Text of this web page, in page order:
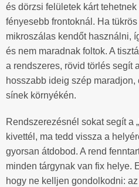
és dörzsi felületek kárt
fényesebb frontoknál. Ha
mikroszálas kendőt használni,
és nem maradnak foltok. A
a rendszeres, rövid törlés segít
hosszabb ideig szép
sínek környékén.
Rendszerezésnél sokat segít a
kivettél, ma tedd vissza a
gyorsan átdobod. A rend
minden tárgynak van fix helye.
hogy ne kelljen gondolkodni: